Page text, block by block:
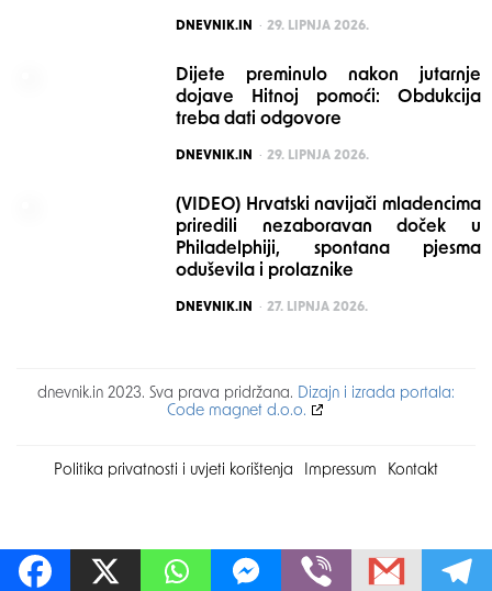
POSTED
DNEVNIK.IN 29. LIPNJA 2026.
Dijete preminulo nakon jutarnje
dojave Hitnoj pomoći: Obdukcija
treba dati odgovore
POSTED
DNEVNIK.IN 29. LIPNJA 2026.
(VIDEO) Hrvatski navijači mladencima
priredili nezaboravan doček u
Philadelphiji, spontana pjesma
oduševila i prolaznike
POSTED
DNEVNIK.IN 27. LIPNJA 2026.
dnevnik.in 2023. Sva prava pridržana. Dizajn i izrada portala:
Code magnet d.o.o.
Politika privatnosti i uvjeti korištenja Impressum Kontakt